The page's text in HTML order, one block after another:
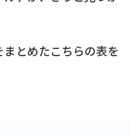
とめたこちらの表を